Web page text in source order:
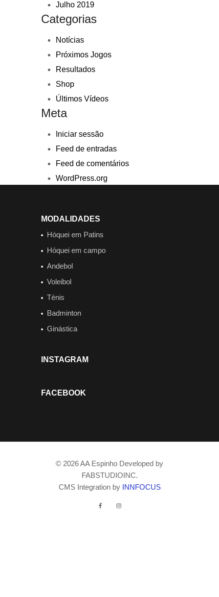
Julho 2019
Categorias
Notícias
Próximos Jogos
Resultados
Shop
Últimos Vídeos
Meta
Iniciar sessão
Feed de entradas
Feed de comentários
WordPress.org
MODALIDADES
Hóquei em Patins
Hóquei em campo
Andebol
Voleibol
Ténis
Badminton
Ginástica
INSTAGRAM
FACEBOOK
© 2026 AA Espinho Developed by
FABSTUDIOINC.
CMS Integration by INNFOCUS